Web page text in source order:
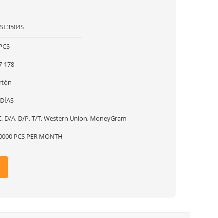
178
D/A, D/P, T/T, Western Union, MoneyGram
PCS PER MONTH